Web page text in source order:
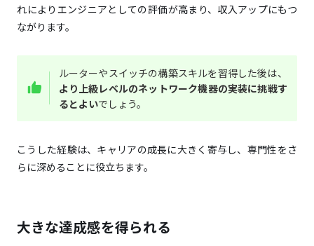
れによりエンジニアとしての評価が高まり、収入アップにもつ
ながります。
ルーターやスイッチの構築スキルを習得した後は、
より上級レベルのネットワーク機器の実装に挑戦す
るとよいでしょう。
こうした経験は、キャリアの成長に大きく寄与し、専門性をさ
らに深めることに役立ちます。
大きな達成感を得られる